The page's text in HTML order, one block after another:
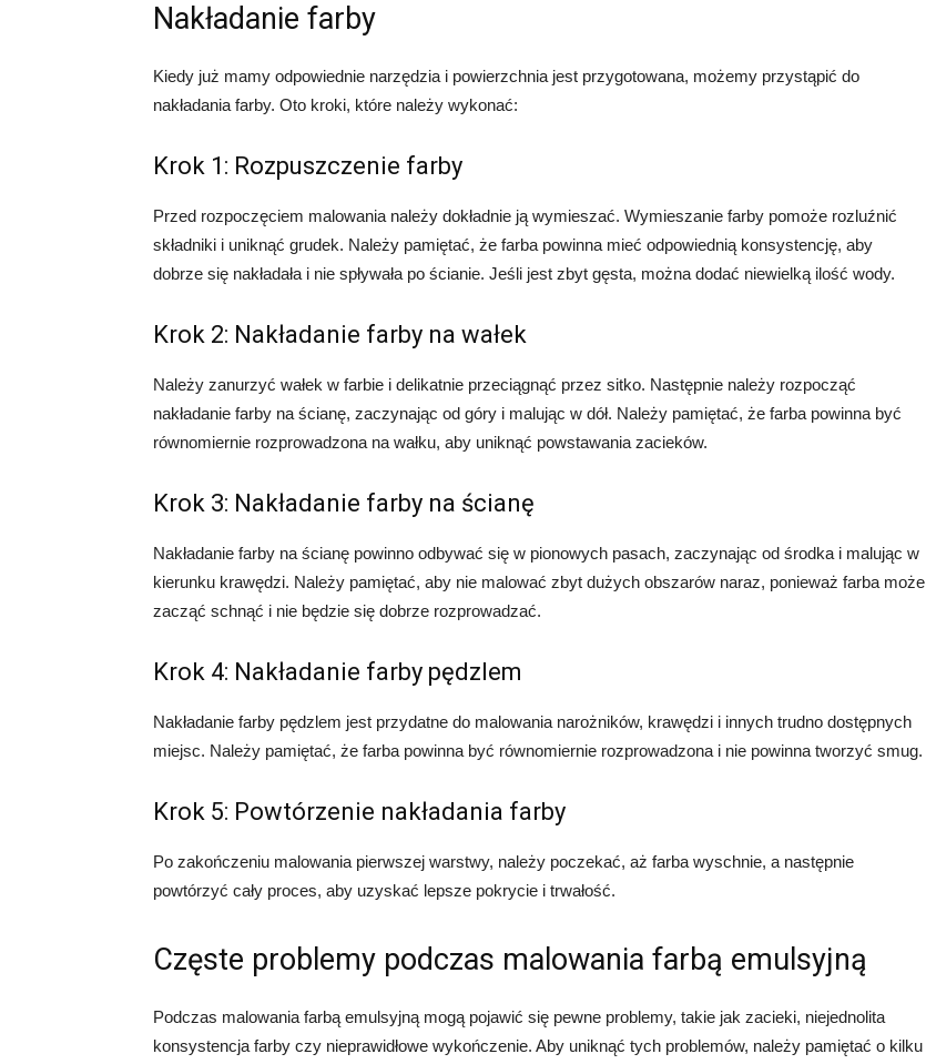
Nakładanie farby
Kiedy już mamy odpowiednie narzędzia i powierzchnia jest przygotowana, możemy przystąpić do
nakładania farby. Oto kroki, które należy wykonać:
Krok 1: Rozpuszczenie farby
Przed rozpoczęciem malowania należy dokładnie ją wymieszać. Wymieszanie farby pomoże rozluźnić
składniki i uniknąć grudek. Należy pamiętać, że farba powinna mieć odpowiednią konsystencję, aby
dobrze się nakładała i nie spływała po ścianie. Jeśli jest zbyt gęsta, można dodać niewielką ilość wody.
Krok 2: Nakładanie farby na wałek
Należy zanurzyć wałek w farbie i delikatnie przeciągnąć przez sitko. Następnie należy rozpocząć
nakładanie farby na ścianę, zaczynając od góry i malując w dół. Należy pamiętać, że farba powinna być
równomiernie rozprowadzona na wałku, aby uniknąć powstawania zacieków.
Krok 3: Nakładanie farby na ścianę
Nakładanie farby na ścianę powinno odbywać się w pionowych pasach, zaczynając od środka i malując w
kierunku krawędzi. Należy pamiętać, aby nie malować zbyt dużych obszarów naraz, ponieważ farba może
zacząć schnąć i nie będzie się dobrze rozprowadzać.
Krok 4: Nakładanie farby pędzlem
Nakładanie farby pędzlem jest przydatne do malowania narożników, krawędzi i innych trudno dostępnych
miejsc. Należy pamiętać, że farba powinna być równomiernie rozprowadzona i nie powinna tworzyć smug.
Krok 5: Powtórzenie nakładania farby
Po zakończeniu malowania pierwszej warstwy, należy poczekać, aż farba wyschnie, a następnie
powtórzyć cały proces, aby uzyskać lepsze pokrycie i trwałość.
Częste problemy podczas malowania farbą emulsyjną
Podczas malowania farbą emulsyjną mogą pojawić się pewne problemy, takie jak zacieki, niejednolita
konsystencja farby czy nieprawidłowe wykończenie. Aby uniknąć tych problemów, należy pamiętać o kilku